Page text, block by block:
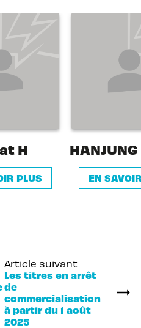
H
PLUS
HANJUNG
EN
Article suivant
Les titres en arrêt
de
commercialisation
à partir du 1 août
2025